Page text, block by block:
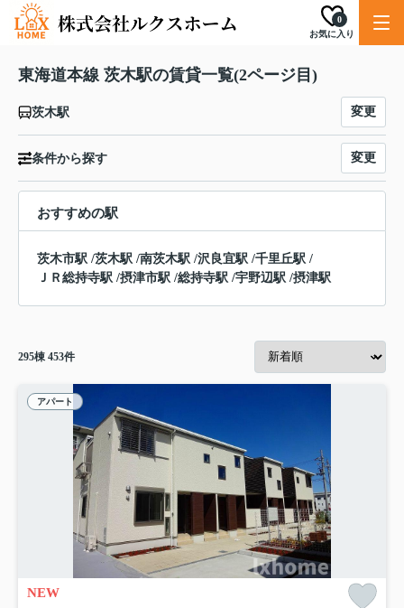
お気に入り
0
東海道本線 茨木駅の賃貸一覧(2ページ目)
茨木駅 変更
条件から探す 変更
おすすめの駅
茨木市駅 /茨木駅 /南茨木駅 /沢良宜駅 /千里丘駅 /
ＪＲ総持寺駅 /摂津市駅 /総持寺駅 /宇野辺駅 /摂津駅
295棟 453件
アパート
NEW